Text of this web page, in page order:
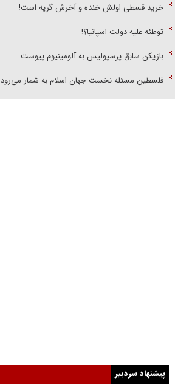
خرید قسطی اولش خنده و آخرش گریه است!
توطئه علیه دولت اسپانیا؟!
بازیکن سابق پرسپولیس به آلومینیوم پیوست
فلسطین مسئله نخست جهان اسلام به شمار می‌رود
پیشنهاد سردبیر